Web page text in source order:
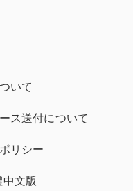
いて
ス送付について
リシー
文版